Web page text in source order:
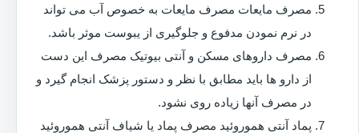
مصرف مایعات مصرف مایعات به خصوص آب می تواند
در نرم نمودن مدفوع و جلوگیری از یبوست موثر باشد.
مصرف داروهای مسکن و آنتی بیوتیک مصرف این دست
از دارو ها باید مطابق با نظر و دستور پزشک انجام گیرد و
در مصرف آنها زیاده روی نشود.
پماد آنتی هموروئید مصرف پماد یا شیاف آنتی هموروئید